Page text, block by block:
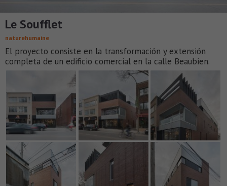
Le Soufflet
naturehumaine
El proyecto consiste en la transformación y extensión
completa de un edificio comercial en la calle Beaubien.